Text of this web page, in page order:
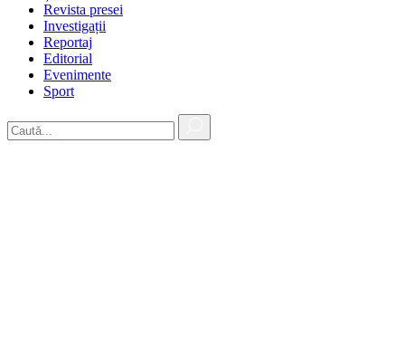
Revista presei
Investigații
Reportaj
Editorial
Evenimente
Sport